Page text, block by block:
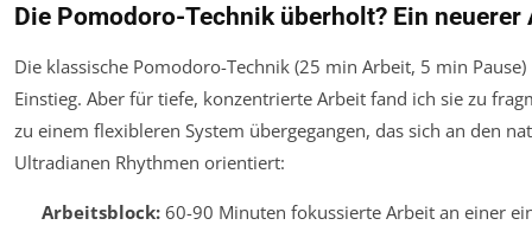
Die Pomodoro-Technik überholt? Ein neuerer
Die klassische Pomodoro-Technik (25 min Arbeit, 5 min
Einstieg. Aber für tiefe, konzentrierte Arbeit fand ich sie zu
zu einem flexibleren System übergegangen, das sich an den
Ultradianen Rhythmen orientiert:
Arbeitsblock:60-90 Minuten fokussierte Arbeit an einer